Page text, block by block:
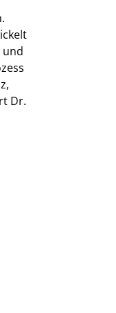
und
Dr.